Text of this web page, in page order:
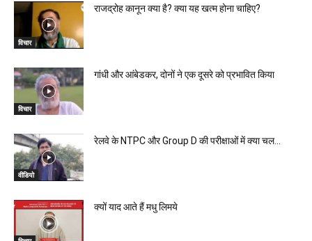
विचार
राजद्रोह कानून क्या है? क्या यह खत्म होना चाहिए?
विचार
गांधी और आंबेडकर, दोनों ने एक दूसरे को प्रभावित किया
वीडियो
रेलवे के NTPC और Group D की परीक्षाओं में क्या चल...
क्यों याद आते हैं मधु लिमये